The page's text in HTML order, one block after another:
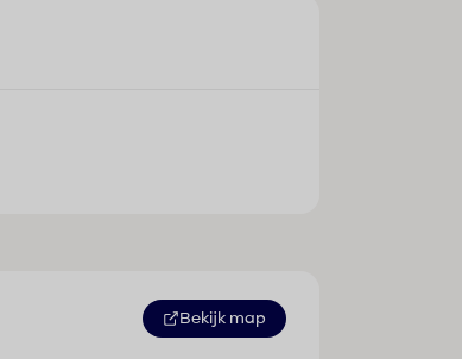
Bekijk map